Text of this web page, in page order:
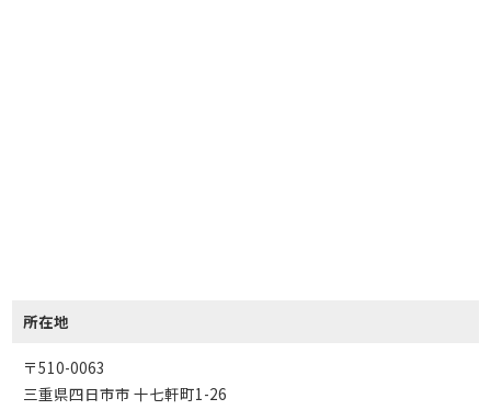
所在地
〒510-0063
三重県四日市市 十七軒町1-26